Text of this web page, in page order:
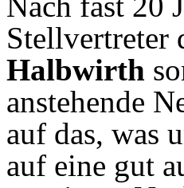
Stellvertreter
Halbwirth
anstehende
auf das, was
auf eine gut